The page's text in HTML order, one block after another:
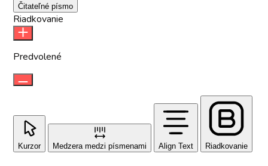
Čitateľné písmo
Riadkovanie
Predvolené
Kurzor Medzera medzi písmenami Align Text Riadkovanie